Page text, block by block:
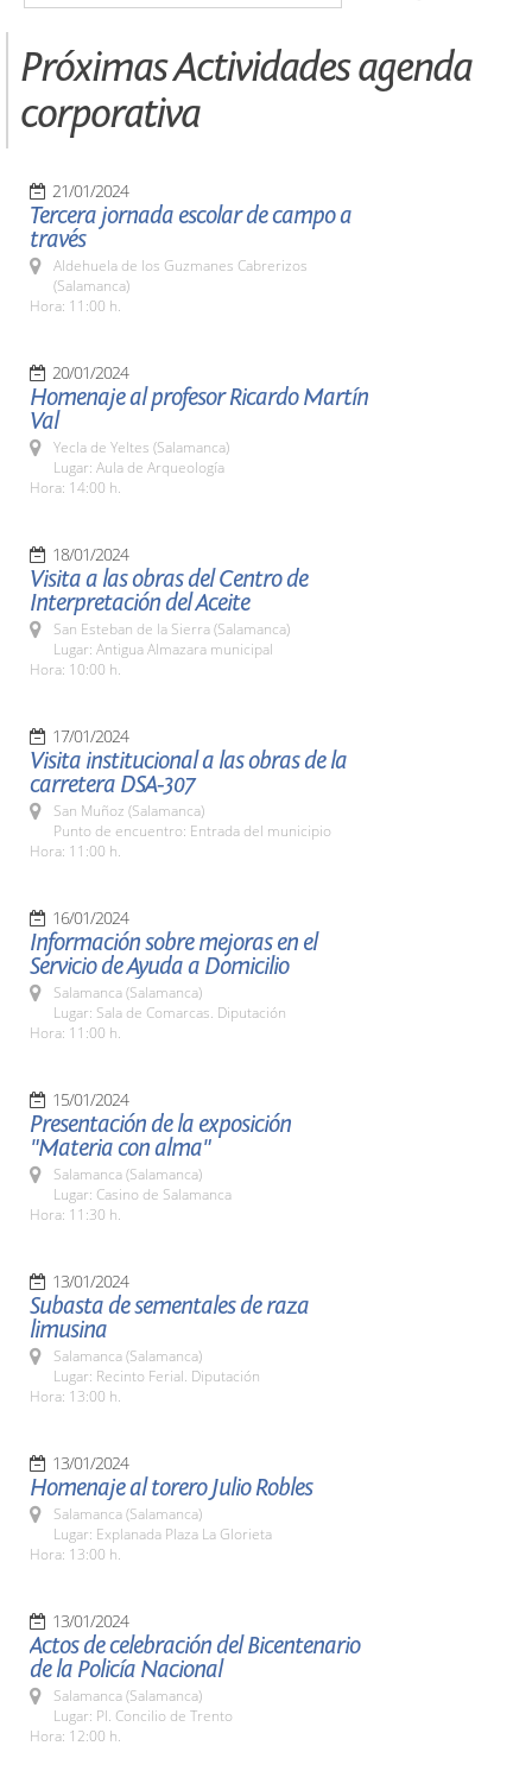
Próximas Actividades agenda
corporativa
21/01/2024
Tercera jornada escolar de campo a
través
Aldehuela de los Guzmanes Cabrerizos
(Salamanca)
Hora: 11:00 h.
20/01/2024
Homenaje al profesor Ricardo Martín
Val
Yecla de Yeltes (Salamanca)
Lugar: Aula de Arqueología
Hora: 14:00 h.
18/01/2024
Visita a las obras del Centro de
Interpretación del Aceite
San Esteban de la Sierra (Salamanca)
Lugar: Antigua Almazara municipal
Hora: 10:00 h.
17/01/2024
Visita institucional a las obras de la
carretera DSA-307
San Muñoz (Salamanca)
Punto de encuentro: Entrada del municipio
Hora: 11:00 h.
16/01/2024
Información sobre mejoras en el
Servicio de Ayuda a Domicilio
Salamanca (Salamanca)
Lugar: Sala de Comarcas. Diputación
Hora: 11:00 h.
15/01/2024
Presentación de la exposición
"Materia con alma"
Salamanca (Salamanca)
Lugar: Casino de Salamanca
Hora: 11:30 h.
13/01/2024
Subasta de sementales de raza
limusina
Salamanca (Salamanca)
Lugar: Recinto Ferial. Diputación
Hora: 13:00 h.
13/01/2024
Homenaje al torero Julio Robles
Salamanca (Salamanca)
Lugar: Explanada Plaza La Glorieta
Hora: 13:00 h.
13/01/2024
Actos de celebración del Bicentenario
de la Policía Nacional
Salamanca (Salamanca)
Lugar: Pl. Concilio de Trento
Hora: 12:00 h.